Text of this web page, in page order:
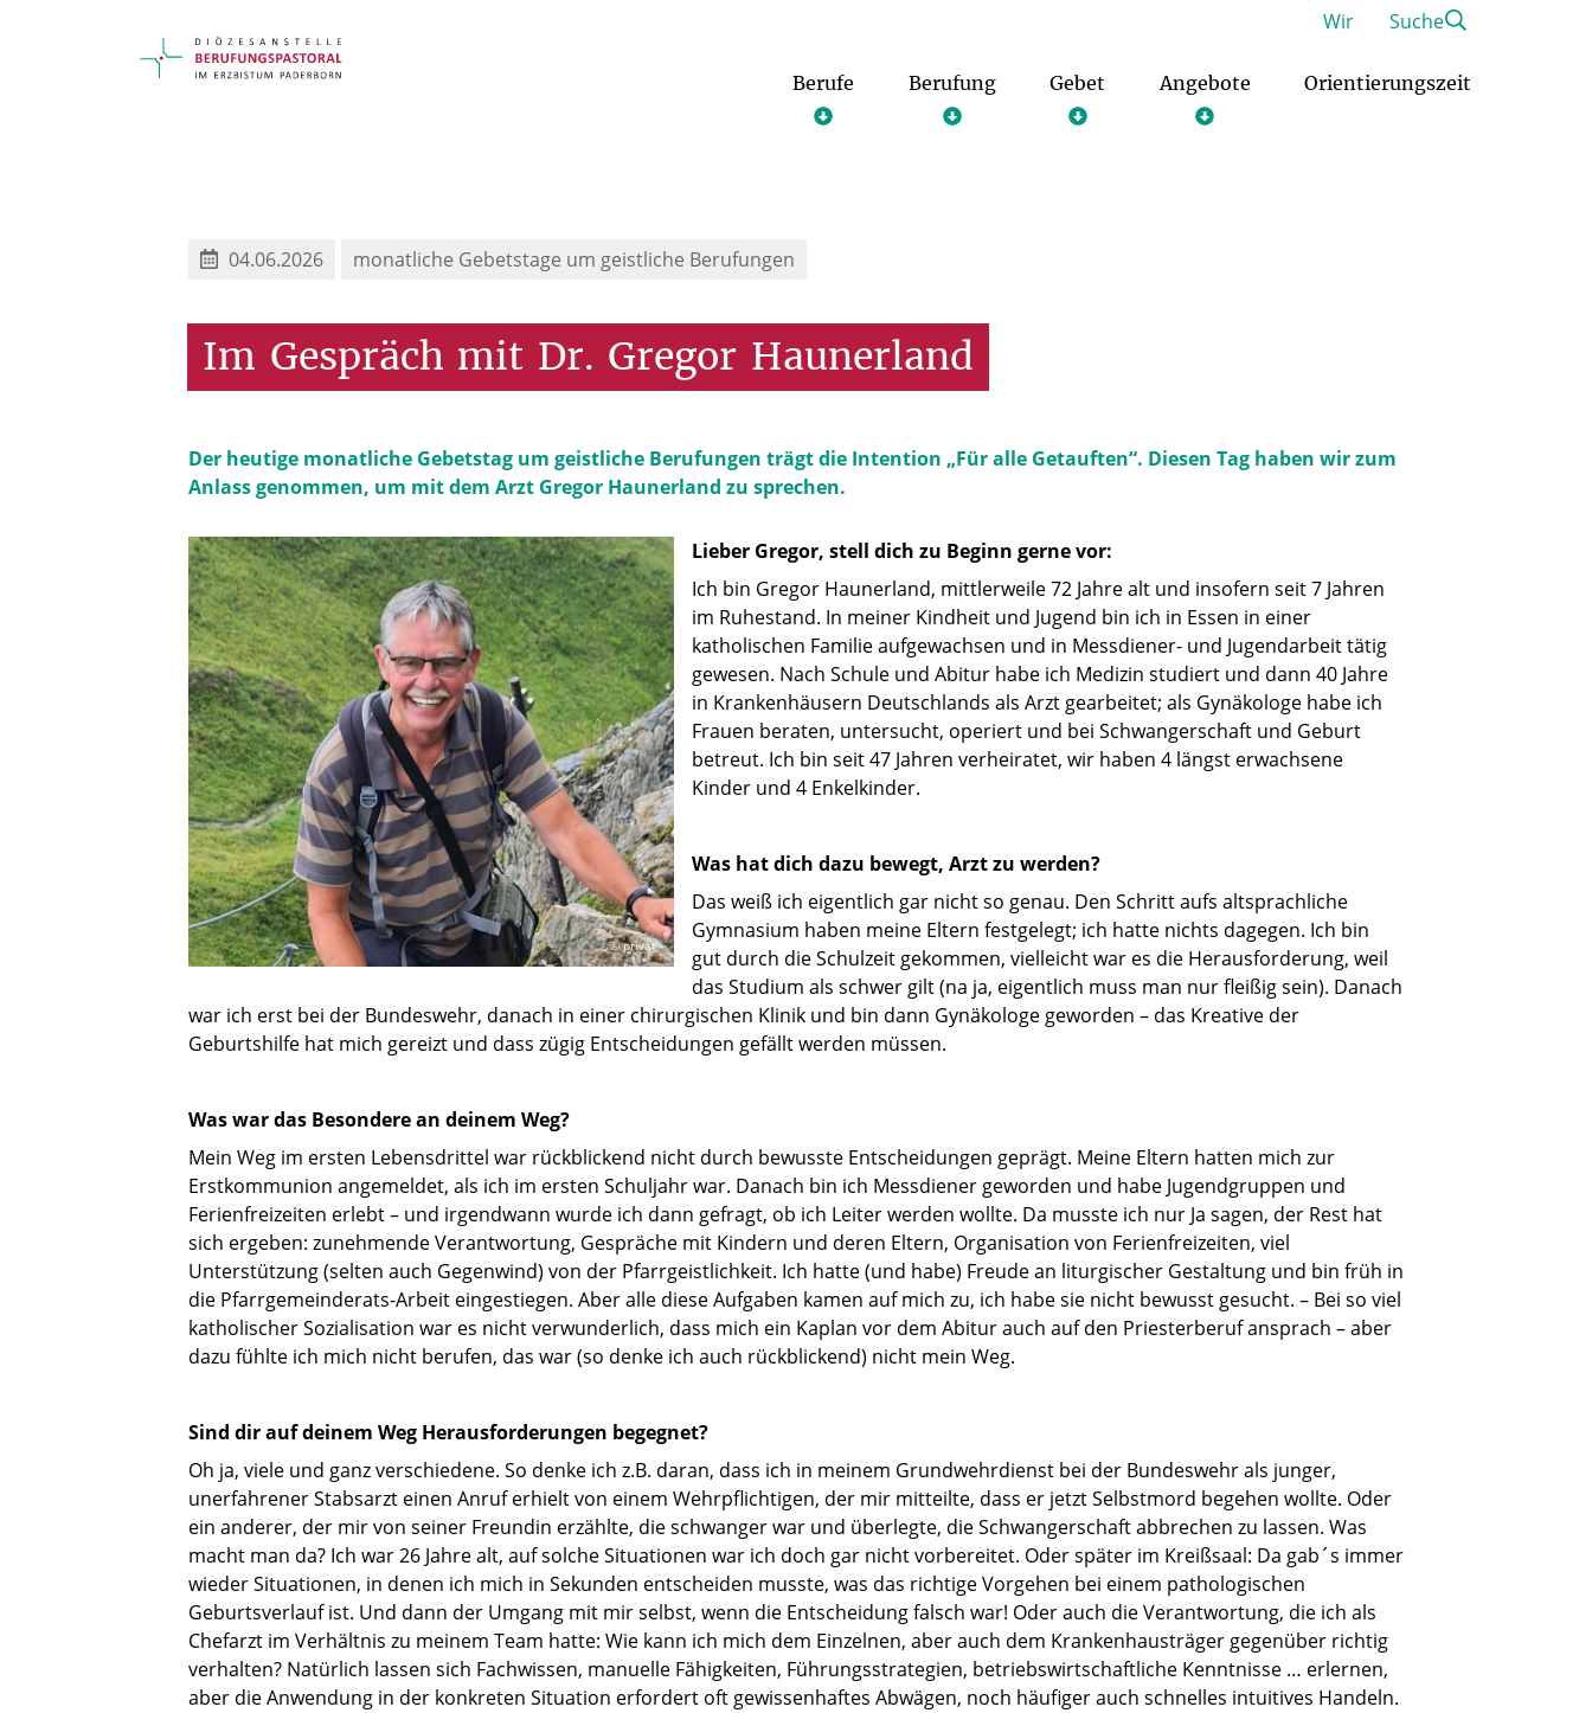
Berufe Berufung Gebet Angebote Orientierungszeit
Wir Suche
04.06.2026 monatliche Gebetstage um geistliche Berufungen
Im Gespräch mit Dr. Gregor Haunerland
Der heutige monatliche Gebetstag um geistliche Berufungen trägt die Intention „Für alle Getauften“. Diesen Tag haben wir zum
Anlass genommen, um mit dem Arzt Gregor Haunerland zu sprechen.
© privat
Lieber Gregor, stell dich zu Beginn gerne vor:
Ich bin Gregor Haunerland, mittlerweile 72 Jahre alt und insofern seit 7 Jahren
im Ruhestand. In meiner Kindheit und Jugend bin ich in Essen in einer
katholischen Familie aufgewachsen und in Messdiener- und Jugendarbeit tätig
gewesen. Nach Schule und Abitur habe ich Medizin studiert und dann 40 Jahre
in Krankenhäusern Deutschlands als Arzt gearbeitet; als Gynäkologe habe ich
Frauen beraten, untersucht, operiert und bei Schwangerschaft und Geburt
betreut. Ich bin seit 47 Jahren verheiratet, wir haben 4 längst erwachsene
Kinder und 4 Enkelkinder.
Was hat dich dazu bewegt, Arzt zu werden?
Das weiß ich eigentlich gar nicht so genau. Den Schritt aufs altsprachliche
Gymnasium haben meine Eltern festgelegt; ich hatte nichts dagegen. Ich bin
gut durch die Schulzeit gekommen, vielleicht war es die Herausforderung, weil
das Studium als schwer gilt (na ja, eigentlich muss man nur fleißig sein). Danach
war ich erst bei der Bundeswehr, danach in einer chirurgischen Klinik und bin dann Gynäkologe geworden – das Kreative der
Geburtshilfe hat mich gereizt und dass zügig Entscheidungen gefällt werden müssen.
Was war das Besondere an deinem Weg?
Mein Weg im ersten Lebensdrittel war rückblickend nicht durch bewusste Entscheidungen geprägt. Meine Eltern hatten mich zur
Erstkommunion angemeldet, als ich im ersten Schuljahr war. Danach bin ich Messdiener geworden und habe Jugendgruppen und
Ferienfreizeiten erlebt – und irgendwann wurde ich dann gefragt, ob ich Leiter werden wollte. Da musste ich nur Ja sagen, der Rest hat
sich ergeben: zunehmende Verantwortung, Gespräche mit Kindern und deren Eltern, Organisation von Ferienfreizeiten, viel
Unterstützung (selten auch Gegenwind) von der Pfarrgeistlichkeit. Ich hatte (und habe) Freude an liturgischer Gestaltung und bin früh in
die Pfarrgemeinderats-Arbeit eingestiegen. Aber alle diese Aufgaben kamen auf mich zu, ich habe sie nicht bewusst gesucht. – Bei so viel
katholischer Sozialisation war es nicht verwunderlich, dass mich ein Kaplan vor dem Abitur auch auf den Priesterberuf ansprach – aber
dazu fühlte ich mich nicht berufen, das war (so denke ich auch rückblickend) nicht mein Weg.
Sind dir auf deinem Weg Herausforderungen begegnet?
Oh ja, viele und ganz verschiedene. So denke ich z.B. daran, dass ich in meinem Grundwehrdienst bei der Bundeswehr als junger,
unerfahrener Stabsarzt einen Anruf erhielt von einem Wehrpflichtigen, der mir mitteilte, dass er jetzt Selbstmord begehen wollte. Oder
ein anderer, der mir von seiner Freundin erzählte, die schwanger war und überlegte, die Schwangerschaft abbrechen zu lassen. Was
macht man da? Ich war 26 Jahre alt, auf solche Situationen war ich doch gar nicht vorbereitet. Oder später im Kreißsaal: Da gab´s immer
wieder Situationen, in denen ich mich in Sekunden entscheiden musste, was das richtige Vorgehen bei einem pathologischen
Geburtsverlauf ist. Und dann der Umgang mit mir selbst, wenn die Entscheidung falsch war! Oder auch die Verantwortung, die ich als
Chefarzt im Verhältnis zu meinem Team hatte: Wie kann ich mich dem Einzelnen, aber auch dem Krankenhausträger gegenüber richtig
verhalten? Natürlich lassen sich Fachwissen, manuelle Fähigkeiten, Führungsstrategien, betriebswirtschaftliche Kenntnisse … erlernen,
aber die Anwendung in der konkreten Situation erfordert oft gewissenhaftes Abwägen, noch häufiger auch schnelles intuitives Handeln.